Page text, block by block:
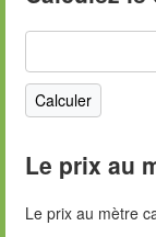
Le prix au
Le prix au mètre